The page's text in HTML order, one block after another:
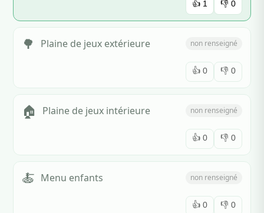
👍 1 👎 0
🌳 Plaine de jeux extérieure non renseigné
👍 0 👎 0
🏠 Plaine de jeux intérieure non renseigné
👍 0 👎 0
🍝 Menu enfants non renseigné
👍 0 👎 0